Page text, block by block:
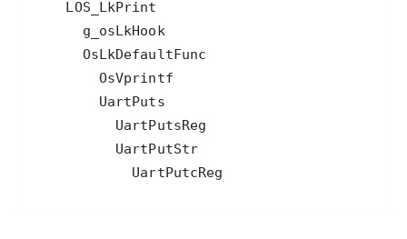
      g_osLkHook
            UartPutcReg